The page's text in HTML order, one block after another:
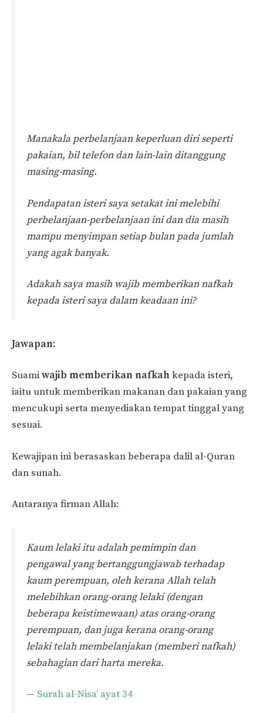
Manakala perbelanjaan keperluan diri seperti
pakaian, bil telefon dan lain-lain ditanggung
masing-masing.
Pendapatan isteri saya setakat ini melebihi
perbelanjaan-perbelanjaan ini dan dia masih
mampu menyimpan setiap bulan pada jumlah
yang agak banyak.
Adakah saya masih wajib memberikan nafkah
kepada isteri saya dalam keadaan ini?
Jawapan:
Suamiwajib memberikan nafkahkepada isteri,
iaitu untuk memberikan makanan dan pakaian yang
mencukupi serta menyediakan tempat tinggal yang
sesuai.
Kewajipan ini berasaskan beberapa dalil al-Quran
dan sunah.
Antaranya firman Allah:
Kaum lelaki itu adalah pemimpin dan
pengawal yang bertanggungjawab terhadap
kaum perempuan, oleh kerana Allah telah
melebihkan orang-orang lelaki (dengan
beberapa keistimewaan) atas orang-orang
perempuan, dan juga kerana orang-orang
lelaki telah membelanjakan (memberi nafkah)
sebahagian dari harta mereka.
— Surah al-Nisa’ ayat 34